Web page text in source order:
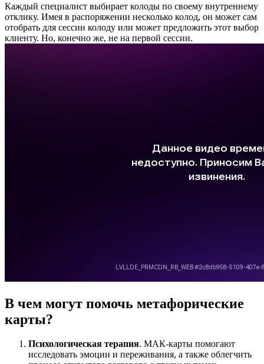
Каждый специалист выбирает колоды по своему внутреннему
отклику. Имея в распоряжении несколько колод, он может сам
отобрать для сессии колоду или может предложить этот выбор
клиенту. Но, конечно же, не на первой сессии.
В чем могут помочь метафорические
карты?
Психологическая терапия. МАК-карты помогают
исследовать эмоции и переживания, а также облегчить